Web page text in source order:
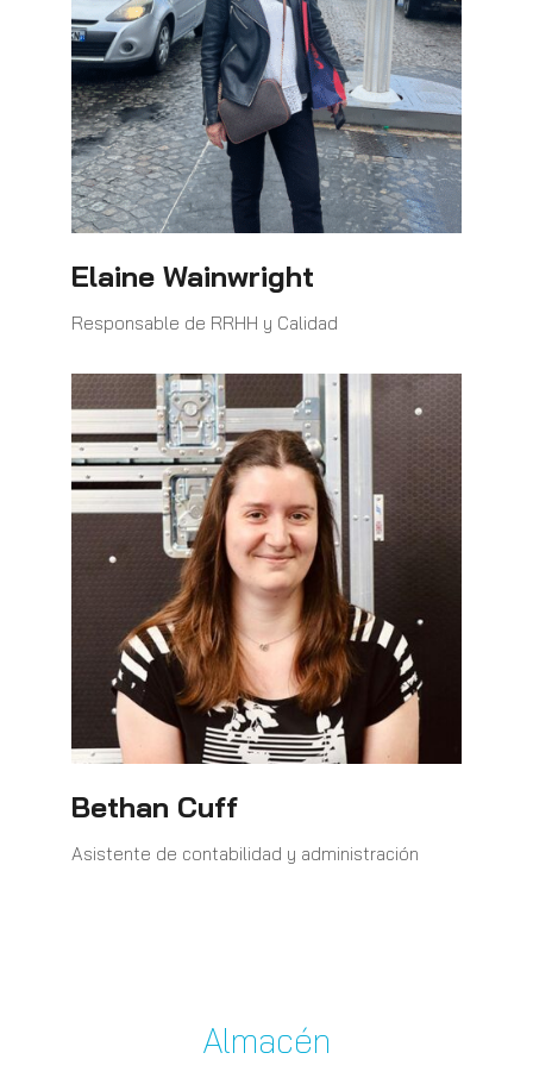
Elaine Wainwright
Responsable de RRHH y Calidad
Bethan Cuff
Asistente de contabilidad y administración
Almacén